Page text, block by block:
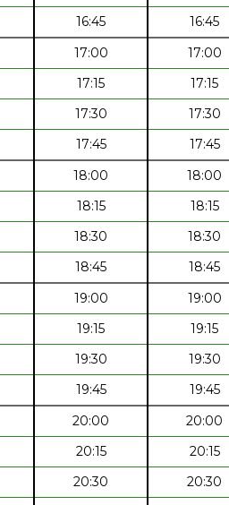
16:45 16:45
17:00 17:00
17:15 17:15
17:30 17:30
17:45 17:45
18:00 18:00
18:15 18:15
18:30 18:30
18:45 18:45
19:00 19:00
19:15 19:15
19:30 19:30
19:45 19:45
20:00 20:00
20:15 20:15
20:30 20:30